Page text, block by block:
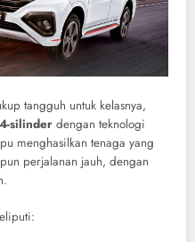
tangguh untuk kelasnya,
silinder dengan teknologi
menghasilkan tenaga yang
perjalanan jauh, dengan